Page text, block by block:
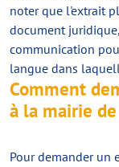
noter que l'extrait
document
communication
langue dans
Comment
à la mairie
Pour demander un